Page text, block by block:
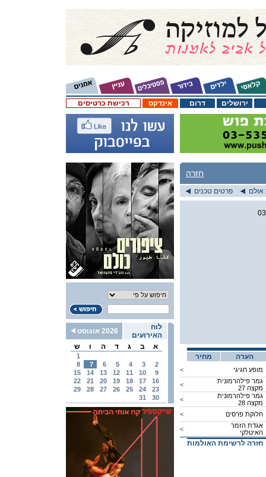
רכישת כרטיסים אינדקס דרום ירושלים
לוח
האירועים
2026 אוגוסט
א
ב ג ד ה ו ש
1
2
3
4
5
6
7
8
9
10
11
12
13
14
15
16
17
18
19
20
21
22
23
24
25
26
27
28
29
30
31
חזרה
פרטים טכנים
מחיר הערה
< מופע חגיגי
<
גמר פילהרמונית
מקצה 27
<
גמר פילהרמונית
מקצה 28
<
חלוקת פרסים
<
אגדת הזמר
האיטלקי
חזרה לרשימת האולמות